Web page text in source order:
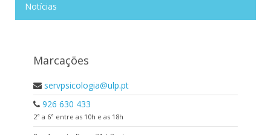
Notícias
Marcações
servpsicologia@ulp.pt
926 630 433
2ª a 6ª entre as 10h e as 18h